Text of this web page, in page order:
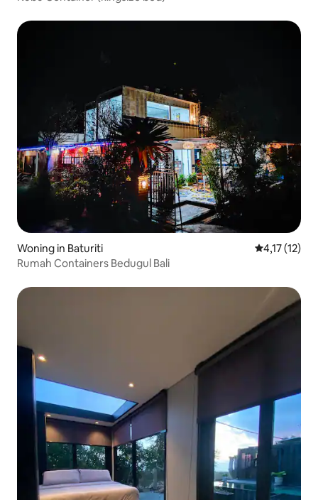
Woning in Baturiti Gemiddelde
4,17 (12)
Rumah Containers Bedugul Bali